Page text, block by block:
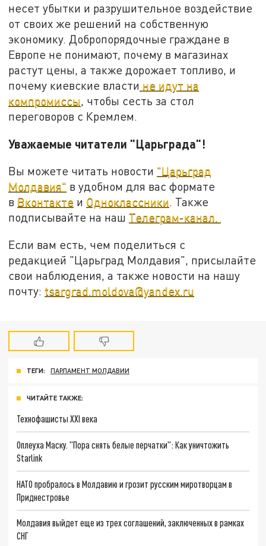
несет убытки и разрушительное воздействие
от своих же решений на собственную
экономику. Добропорядочные граждане в
Европе не понимают, почему в магазинах
растут цены, а также дорожает топливо, и
почему киевские власти не идут на
компромиссы, чтобы сесть за стол
переговоров с Кремлем.
Уважаемые читатели "Царьграда"!
Вы можете читать новости "Царьград
Молдавия" в удобном для вас формате
в Вконтакте и Одноклассники. Также
подписывайте на наш Телеграм-канал.
Если вам есть, чем поделиться с
редакцией "Царьград Молдавия", присылайте
свои наблюдения, а также новости на нашу
почту: tsargrad.moldova@yandex.ru
ТЕГИ: ПАРЛАМЕНТ МОЛДАВИИ
ЧИТАЙТЕ ТАКЖЕ:
Технофашисты XXI века
Оплеуха Маску. "Пора снять белые перчатки": Как уничтожить
Starlink
НАТО пробралось в Молдавию и грозит русским миротворцам в
Приднестровье
Молдавия выйдет еще из трех соглашений, заключенных в рамках
СНГ